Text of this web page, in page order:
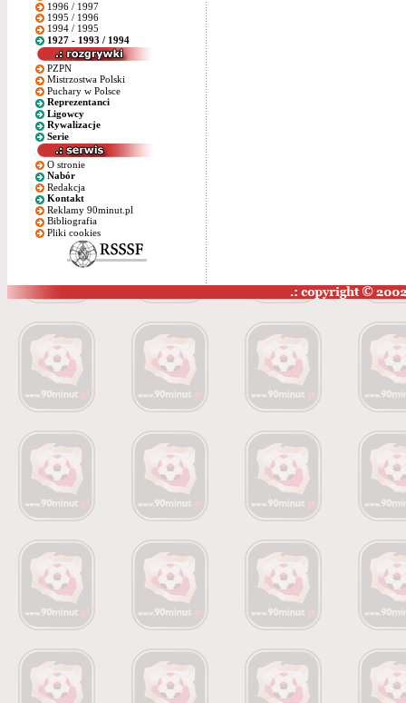
1996 / 1997
1995 / 1996
1994 / 1995
1927 - 1993 / 1994
PZPN
Mistrzostwa Polski
Puchary w Polsce
Reprezentanci
Ligowcy
Rywalizacje
Serie
O stronie
Nabór
Redakcja
Kontakt
Reklamy 90minut.pl
Bibliografia
Pliki cookies